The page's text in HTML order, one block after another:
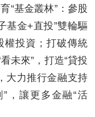
“基金叢林”：參股
基金+直投”雙輪驅
權投資；打破傳統
未來”，打造“貸投
大力推行金融支持
，讓更多金融“活